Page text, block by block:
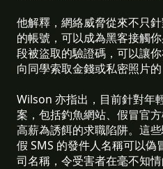
他解釋，網絡威脅從來不只
的帳號，可以成為黑客接觸
段被盜取的驗證碼，可以讓
向同學索取金錢或私密照片的
Wilson 亦指出，目前針對年
案，包括釣魚網站、假冒官
高薪為誘餌的求職陷阱。這
假 SMS 的發件人名稱可以偽
司名稱，令受害者在毫不知情